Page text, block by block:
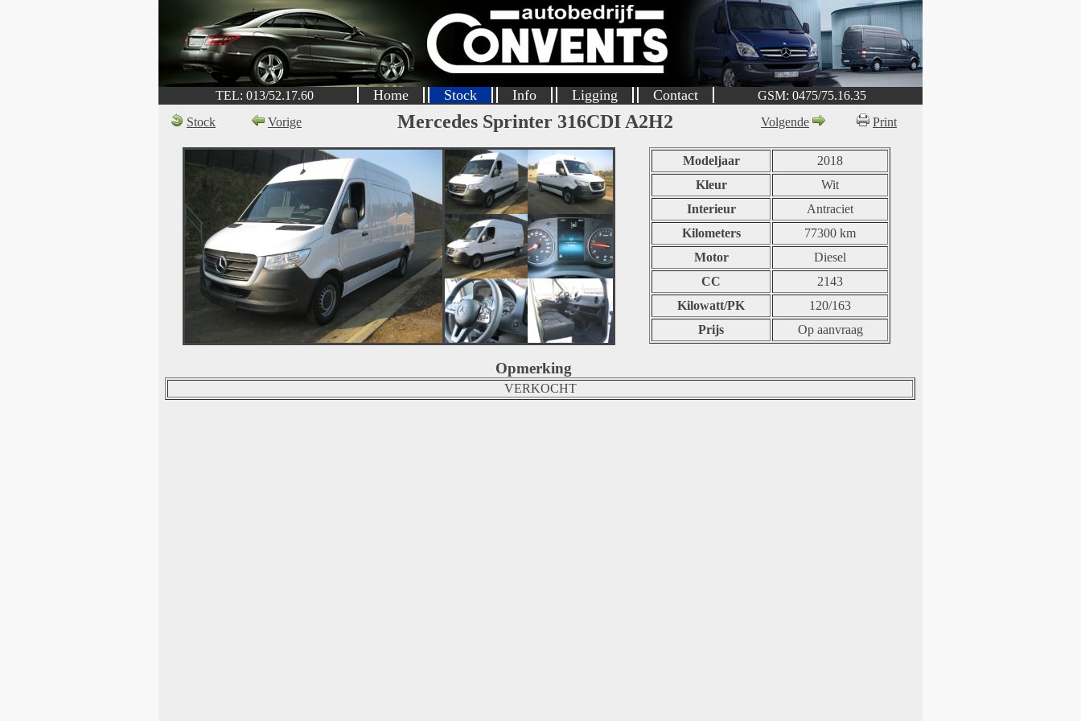
TEL: 013/52.17.60 Home Stock Info Ligging Contact
GSM: 0475/75.16.35
Stock
Vorige Mercedes Sprinter 316CDI A2H2 Volgende Print
Modeljaar
2018
Kleur
Wit
Interieur
Antraciet
Kilometers
77300 km
Motor
Diesel
CC
2143
Kilowatt/PK
120/163
Prijs
Op aanvraag
Opmerking
VERKOCHT